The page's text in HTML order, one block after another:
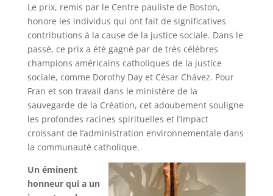
Le prix, remis par le Centre pauliste de Boston,
honore les individus qui ont fait de significatives
contributions à la cause de la justice sociale. Dans le
passé, ce prix a été gagné par de très célèbres
champions américains catholiques de la justice
sociale, comme Dorothy Day et César Chávez. Pour
Fran et son travail dans le ministère de la
sauvegarde de la Création, cet adoubement souligne
les profondes racines spirituelles et l’impact
croissant de l’administration environnementale dans
la communauté catholique.
Un éminent
honneur qui a un